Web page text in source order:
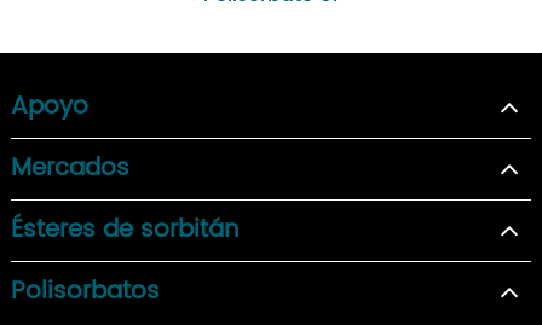
Apoyo
Mercados
Ésteres de sorbitán
Polisorbatos